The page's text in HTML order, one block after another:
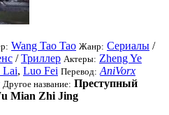
Wang Tao Tao Жанр: Сериалы /
/Триллер Актеры: Zheng Ye
Lai, Luo Fei Перевод: AniVorx
Другое название: Преступный
Mian Zhi Jing